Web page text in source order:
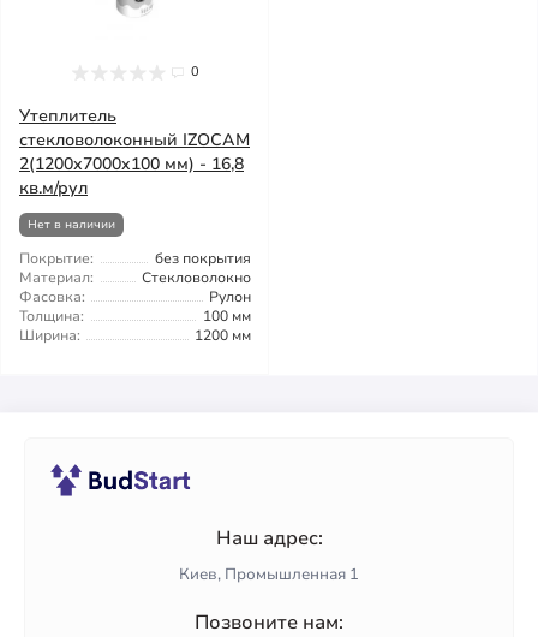
0
Утеплитель
стекловолоконный IZOСAM
2(1200x7000x100 мм) - 16,8
кв.м/рул
Нет в наличии
Покрытие:
без покрытия
Материал:
Стекловолокно
Фасовка:
Рулон
Толщина:
100 мм
Ширина:
1200 мм
Наш адрес:
Киев, Промышленная 1
Позвоните нам: